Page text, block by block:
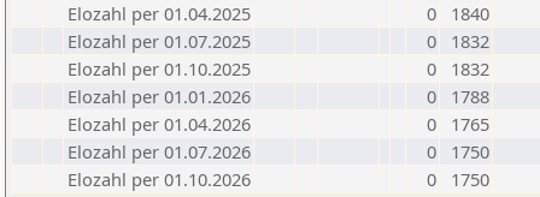
Elozahl per 01.04.2025
0
1840
Elozahl per 01.07.2025
0
1832
Elozahl per 01.10.2025
0
1832
Elozahl per 01.01.2026
0
1788
Elozahl per 01.04.2026
0
1765
Elozahl per 01.07.2026
0
1750
Elozahl per 01.10.2026
0 1750